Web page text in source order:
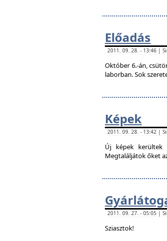
Előadás
2011. 09. 28. - 13:46 |
Október 6.-án,
laborban. Sok
Képek
2011. 09. 28. - 13:42 |
Új képek kerültek
Megtaláljátok őket
2011. 09. 27. - 05:05 |
Sziasztok!